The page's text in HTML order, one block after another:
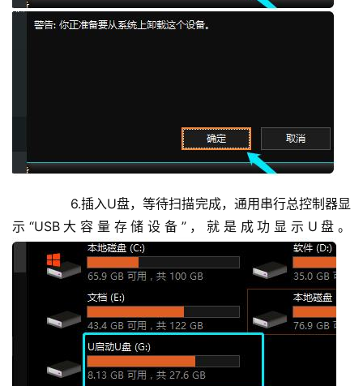
每
示“USB大容量存储设备”，就是成功显示U盘。